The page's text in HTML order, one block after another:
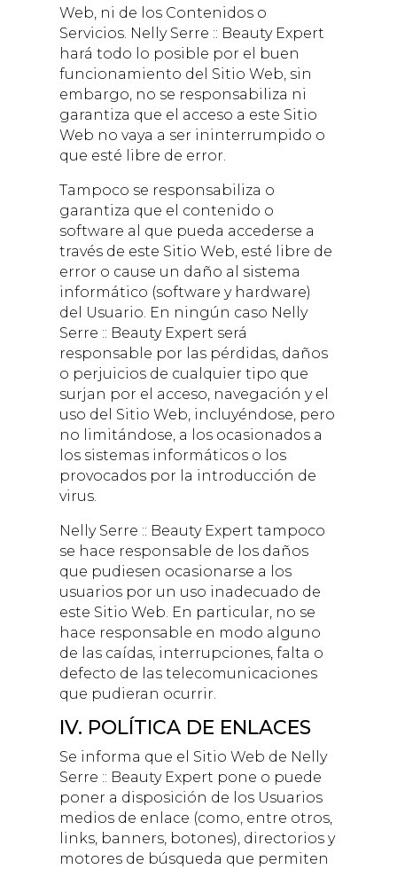
Web, ni de los Contenidos o
Servicios. Nelly Serre :: Beauty Expert
hará todo lo posible por el buen
funcionamiento del Sitio Web, sin
embargo, no se responsabiliza ni
garantiza que el acceso a este Sitio
Web no vaya a ser ininterrumpido o
que esté libre de error.
Tampoco se responsabiliza o
garantiza que el contenido o
software al que pueda accederse a
través de este Sitio Web, esté libre de
error o cause un daño al sistema
informático (software y hardware)
del Usuario. En ningún caso Nelly
Serre :: Beauty Expert será
responsable por las pérdidas, daños
o perjuicios de cualquier tipo que
surjan por el acceso, navegación y el
uso del Sitio Web, incluyéndose, pero
no limitándose, a los ocasionados a
los sistemas informáticos o los
provocados por la introducción de
virus.
Nelly Serre :: Beauty Expert tampoco
se hace responsable de los daños
que pudiesen ocasionarse a los
usuarios por un uso inadecuado de
este Sitio Web. En particular, no se
hace responsable en modo alguno
de las caídas, interrupciones, falta o
defecto de las telecomunicaciones
que pudieran ocurrir.
IV. POLÍTICA DE ENLACES
Se informa que el Sitio Web de Nelly
Serre :: Beauty Expert pone o puede
poner a disposición de los Usuarios
medios de enlace (como, entre otros,
links, banners, botones), directorios y
motores de búsqueda que permiten